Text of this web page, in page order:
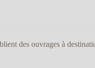
des ouvrages à